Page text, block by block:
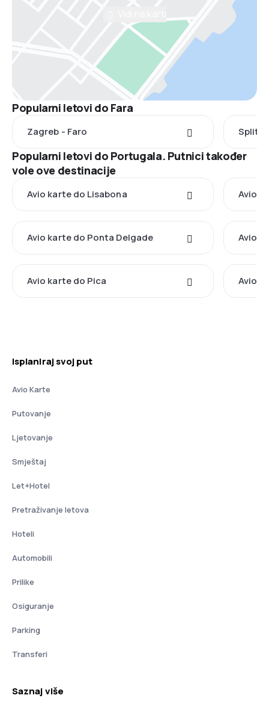
Popularni letovi do Fara
Zagreb - Faro Split -
Popularni letovi do Portugala. Putnici također
vole ove destinacije
Avio karte do Lisabona Avio
Avio karte do Ponta Delgade Avio
Avio karte do Pica Avio
Isplaniraj svoj put
Avio Karte
Putovanje
Ljetovanje
Smještaj
Let+Hotel
Pretraživanje letova
Hoteli
Automobili
Prilike
Osiguranje
Parking
Transferi
Saznaj više